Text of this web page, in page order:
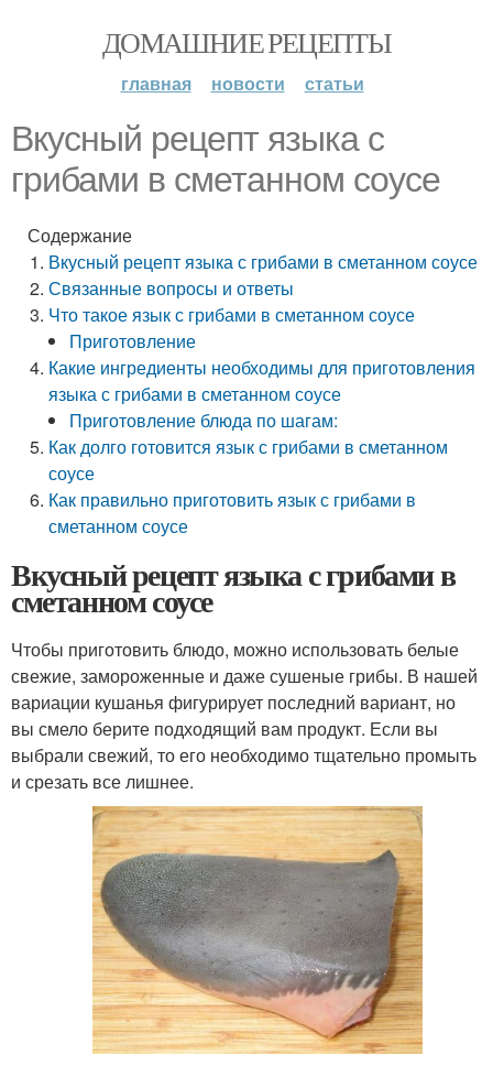
ДОМАШНИЕ РЕЦЕПТЫ
главная новости статьи
Вкусный рецепт языка с
грибами в сметанном соусе
Содержание
Вкусный рецепт языка с грибами в сметанном соусе
Связанные вопросы и ответы
Что такое язык с грибами в сметанном соусе
Приготовление
Какие ингредиенты необходимы для приготовления
языка с грибами в сметанном соусе
Приготовление блюда по шагам:
Как долго готовится язык с грибами в сметанном
соусе
Как правильно приготовить язык с грибами в
сметанном соусе
Вкусный рецепт языка с грибами в
сметанном соусе
Чтобы приготовить блюдо, можно использовать белые
свежие, замороженные и даже сушеные грибы. В нашей
вариации кушанья фигурирует последний вариант, но
вы смело берите подходящий вам продукт. Если вы
выбрали свежий, то его необходимо тщательно промыть
и срезать все лишнее.